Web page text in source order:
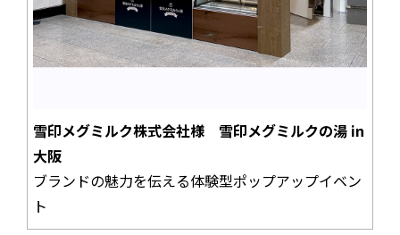
雪印メグミルク株式会社様 雪印メグミルクの湯 in
大阪
ブランドの魅力を伝える体験型ポップアップイベン
ト